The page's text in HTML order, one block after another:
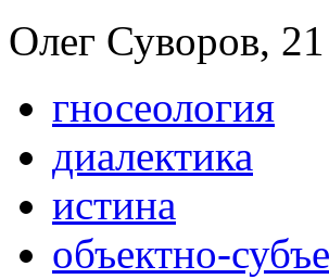
Олег Суворов,
гносеология
диалектика
истина
объектно-